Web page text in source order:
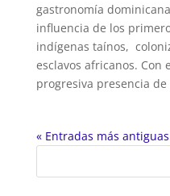
gastronomía
influencia de los
indígenas taínos,
esclavos africanos. Con
progresiva presencia
« Entradas más antiguas